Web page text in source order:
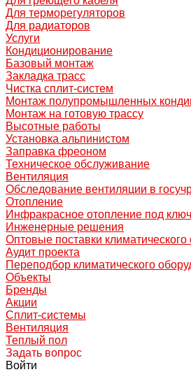
Для терморегуляторов
Для радиаторов
Услуги
Кондиционирование
Базовый монтаж
Закладка трасс
Чистка сплит-систем
Монтаж полупромышленных
Монтаж на готовую трассу
Высотные работы
Установка альпинистом
Заправка фреоном
Техническое обслуживание
Вентиляция
Обследование вентиляции в
Отопление
Инфракрасное отопление под
Инженерные решения
Оптовые поставки климатического
Аудит проекта
Переподбор климатического
Объекты
Бренды
Акции
Сплит-системы
Вентиляция
Теплый пол
Задать вопрос
Войти